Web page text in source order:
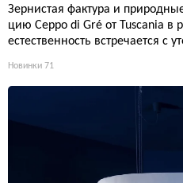
Зернистая фактура и
цию Ceppo di Gré от Tuscania в
естественность встречается с
Новинки 71